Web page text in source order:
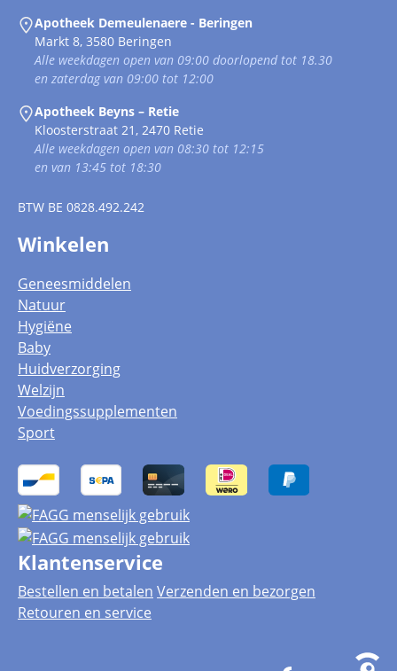
Apotheek Demeulenaere - Beringen
Markt 8, 3580 Beringen
Alle weekdagen open van 09:00 doorlopend tot 18.30
en zaterdag van 09:00 tot 12:00
Apotheek Beyns – Retie
Kloosterstraat 21, 2470 Retie
Alle weekdagen open van 08:30 tot 12:15
en van 13:45 tot 18:30
BTW BE 0828.492.242
Winkelen
Geneesmiddelen
Natuur
Hygiëne
Baby
Huidverzorging
Welzijn
Voedingssupplementen
Sport
Klantenservice
Bestellen en betalen Verzenden en bezorgen
Retouren en service